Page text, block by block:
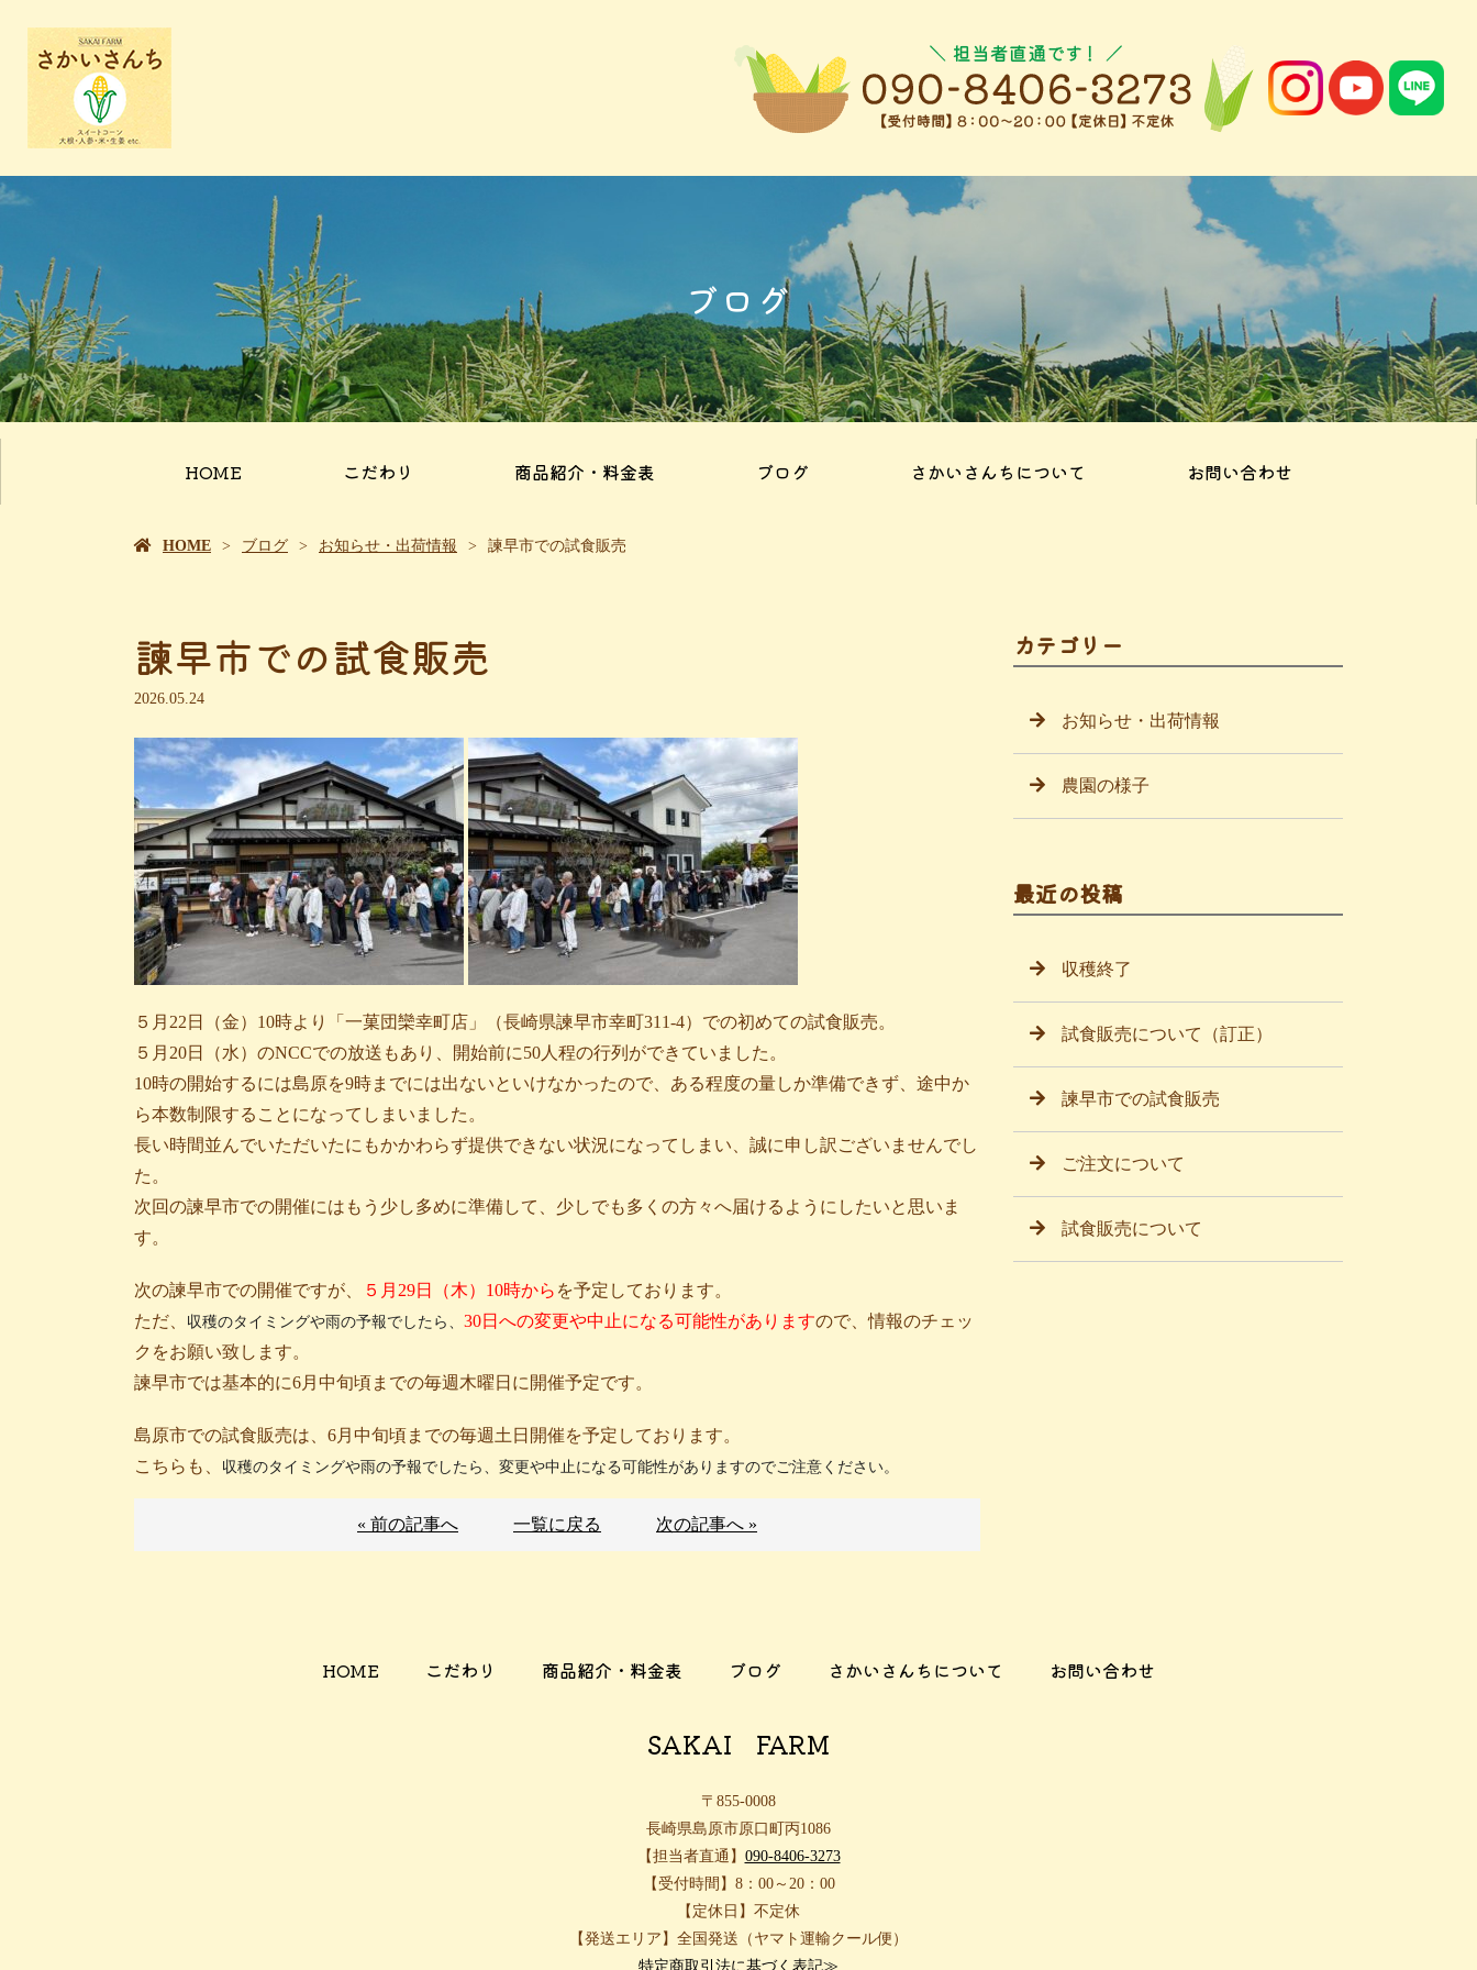
ブログ
HOME こだわり 商品紹介・料金表 ブログ さかいさんちについて お問い合わせ
HOME ブログ お知らせ・出荷情報 諫早市での試食販売
諫早市での試食販売
2026.05.24
５月22日（金）10時より「一菓団欒幸町店」（長崎県諫早市幸町311-4）での初めての試食販売。
５月20日（水）のNCCでの放送もあり、開始前に50人程の行列ができていました。
10時の開始するには島原を9時までには出ないといけなかったので、ある程度の量しか準備できず、途中か
ら本数制限することになってしまいました。
長い時間並んでいただいたにもかかわらず提供できない状況になってしまい、誠に申し訳ございませんでし
た。
次回の諫早市での開催にはもう少し多めに準備して、少しでも多くの方々へ届けるようにしたいと思いま
す。
次の諫早市での開催ですが、 ５月29日（木）10時から を予定しております。
ただ、
収穫のタイミングや雨の予報でしたら、 30日への変更や中止になる可能性がありますので、情報のチェッ
クをお願い致します。
諫早市では基本的に6月中旬頃までの毎週木曜日に開催予定です。
島原市での試食販売は、6月中旬頃までの毎週土日開催を予定しております。
こちらも、
収穫のタイミングや雨の予報でしたら、変更や中止になる可能性がありますのでご注意ください。
« 前の記事へ 一覧に戻る 次の記事へ »
カテゴリー
お知らせ・出荷情報
農園の様子
最近の投稿
収穫終了
試食販売について（訂正）
諫早市での試食販売
ご注文について
試食販売について
HOME こだわり 商品紹介・料金表 ブログ さかいさんちについて お問い合わせ
SAKAI FARM
〒855-0008
長崎県島原市原口町丙1086
【担当者直通】 090-8406-3273
【受付時間】8：00～20：00
【定休日】不定休
【発送エリア】全国発送（ヤマト運輸クール便）
特定商取引法に基づく表記≫